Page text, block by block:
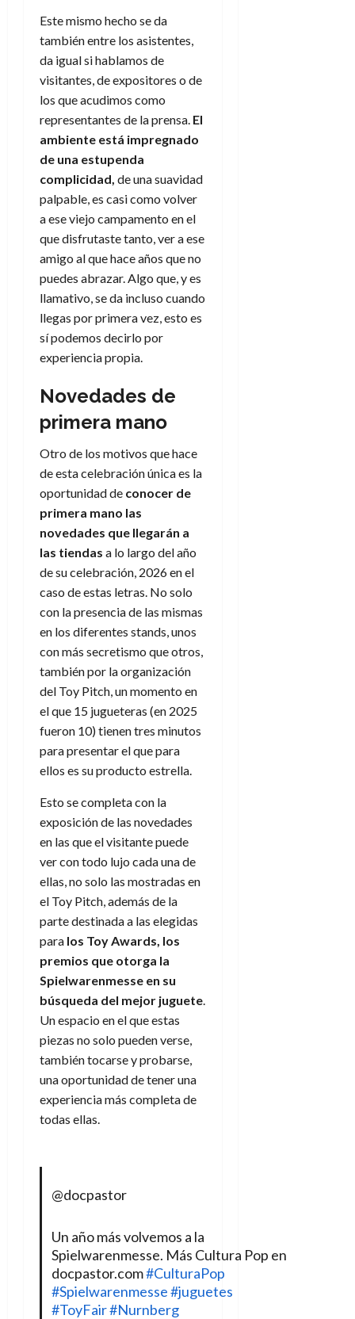
Este mismo hecho se da
también entre los asistentes,
da igual si hablamos de
visitantes, de expositores o de
los que acudimos como
representantes de la prensa. El
ambiente está impregnado
de una estupenda
complicidad, de una suavidad
palpable, es casi como volver
a ese viejo campamento en el
que disfrutaste tanto, ver a ese
amigo al que hace años que no
puedes abrazar. Algo que, y es
llamativo, se da incluso cuando
llegas por primera vez, esto es
sí podemos decirlo por
experiencia propia.
Novedades de
primera mano
Otro de los motivos que hace
de esta celebración única es la
oportunidad de conocer de
primera mano las
novedades que llegarán a
las tiendas a lo largo del año
de su celebración, 2026 en el
caso de estas letras. No solo
con la presencia de las mismas
en los diferentes stands, unos
con más secretismo que otros,
también por la organización
del Toy Pitch, un momento en
el que 15 jugueteras (en 2025
fueron 10) tienen tres minutos
para presentar el que para
ellos es su producto estrella.
Esto se completa con la
exposición de las novedades
en las que el visitante puede
ver con todo lujo cada una de
ellas, no solo las mostradas en
el Toy Pitch, además de la
parte destinada a las elegidas
para los Toy Awards, los
premios que otorga la
Spielwarenmesse en su
búsqueda del mejor juguete
Un espacio en el que estas
piezas no solo pueden verse,
también tocarse y probarse,
una oportunidad de tener una
experiencia más completa de
todas ellas.
@docpastor
Un año más volvemos a la
Spielwarenmesse. Más Cultura Pop en
docpastor.com#CulturaPop
#Spielwarenmesse#juguetes
#ToyFair#Nurnberg